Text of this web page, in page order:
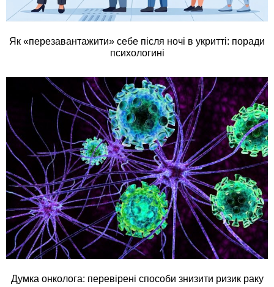
Як «перезавантажити» себе після ночі в укритті: поради
психологині
Думка онколога: перевірені способи знизити ризик раку